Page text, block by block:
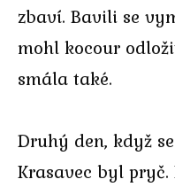
zbaví. Bavili se
mohl kocour
smála také.
Druhý den, když
Krasavec byl pryč.